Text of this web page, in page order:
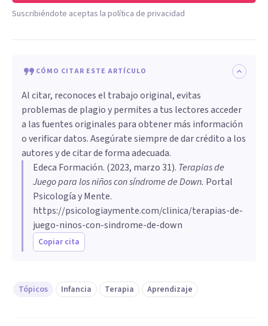
Suscribiéndote aceptas la política de privacidad
CÓMO CITAR ESTE ARTÍCULO
Al citar, reconoces el trabajo original, evitas
problemas de plagio y permites a tus lectores acceder
a las fuentes originales para obtener más información
o verificar datos. Asegúrate siempre de dar crédito a los
autores y de citar de forma adecuada.
Edeca Formación. (2023, marzo 31). Terapias de
Juego para los niños con síndrome de Down. Portal
Psicología y Mente.
https://psicologiaymente.com/clinica/terapias-de-
juego-ninos-con-sindrome-de-down
Copiar cita
Tópicos Infancia Terapia Aprendizaje